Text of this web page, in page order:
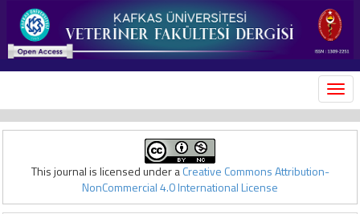
This journal is licensed under aCreative Commons Attribution-
NonCommercial 4.0 International License